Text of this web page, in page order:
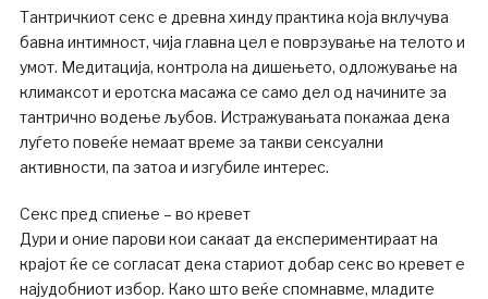
Тантричкиот секс е древна хинду практика која вклучува
бавна интимност, чија главна цел е поврзување на телото и
умот. Медитација, контрола на дишењето, одложување на
климаксот и еротска масажа се само дел од начините за
тантрично водење љубов. Истражувањата покажаа дека
луѓето повеќе немаат време за такви сексуални
активности, па затоа и изгубиле интерес.
Секс пред спиење – во кревет
Дури и оние парови кои сакаат да експериментираат на
крајот ќе се согласат дека стариот добар секс во кревет е
најудобниот избор. Како што веќе спомнавме, младите